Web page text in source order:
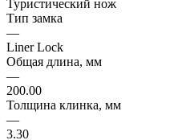
Туристический нож
Тип замка
—
Liner Lock
Общая длина, мм
—
200.00
Толщина клинка, мм
—
3.30